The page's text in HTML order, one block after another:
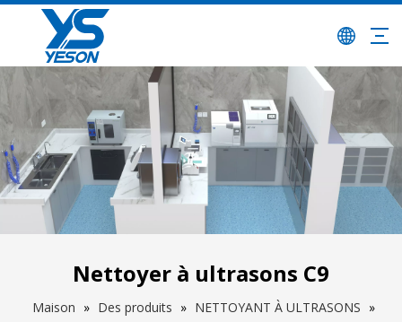
Nettoyer à ultrasons C9
Maison » Des produits » NETTOYANT À ULTRASONS »